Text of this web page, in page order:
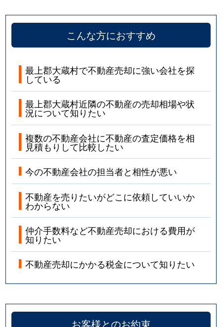
こんな方におすすめ
最上郡大蔵村で不動産売却に強い会社を探
している
最上郡大蔵村近隣の不動産の売却相場や状
況について知りたい
複数の不動産会社に不動産の査定価格を相
見積もりして比較したい
今の不動産会社の担当者と相性が悪い
不動産を売りたいがどこに依頼していいか
わからない
仲介手数料など不動産売却における費用が
知りたい
不動産売却にかかる税金について知りたい
お客様とのお約束